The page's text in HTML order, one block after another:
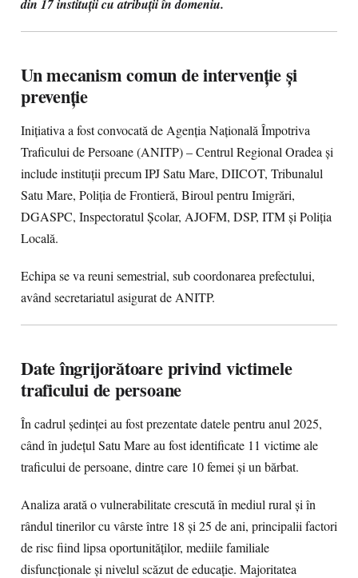
din 17 instituții cu atribuții în domeniu.
Un mecanism comun de intervenție și
prevenție
Inițiativa a fost convocată de Agenția Națională Împotriva
Traficului de Persoane (ANITP) – Centrul Regional Oradea și
include instituții precum IPJ Satu Mare, DIICOT, Tribunalul
Satu Mare, Poliția de Frontieră, Biroul pentru Imigrări,
DGASPC, Inspectoratul Școlar, AJOFM, DSP, ITM și Poliția
Locală.
Echipa se va reuni semestrial, sub coordonarea prefectului,
având secretariatul asigurat de ANITP.
Date îngrijorătoare privind victimele
traficului de persoane
În cadrul ședinței au fost prezentate datele pentru anul 2025,
când în județul Satu Mare au fost identificate 11 victime ale
traficului de persoane, dintre care 10 femei și un bărbat.
Analiza arată o vulnerabilitate crescută în mediul rural și în
rândul tinerilor cu vârste între 18 și 25 de ani, principalii factori
de risc fiind lipsa oportunităților, mediile familiale
disfuncționale și nivelul scăzut de educație. Majoritatea